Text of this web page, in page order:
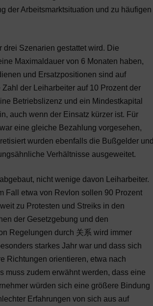
der Arbeitsmarktsituation und zu häufigen
drei Szenarien gestattet wird. Die
Maximaldauer von 6 Monaten haben,
und Ersatzpositionen sind auf
der Leiharbeiter auf 10 Prozent der
Betriebslizenz und ein Mindestkapital
auch wenn der Einsatz kürzer ist. Für
eine gleiche Bezahlung vorgesehen,
wurden ebenfalls die Bußgelder und
Verhältnisse ausgeweitet.
nicht wenige davon Leiharbeiter.
Fall etwa von Revlon sollen 90 Prozent
zu Protesten und Streiks in den
der Gesetzgebung und den
Regelungen durch 关系 wird immer
starkes Jahr war und dass sich
Richtungen orientieren, etwa nach
muss zudem erwähnt werden, dass eine
würden sich eine größere Bindung
Erfahrungen von sich aus auf